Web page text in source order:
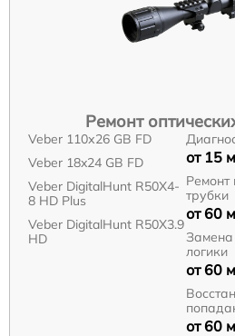
Ремонт
Veber 110х26 GB FD
Veber 18x24 GB FD
Veber DigitalHunt R50X4-
8 HD Plus
Veber DigitalHunt R50X3.9
HD
от 15
Ремонт
трубки
от 60
логики
от 60
от 60